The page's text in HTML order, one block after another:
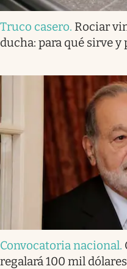
Truco casero. Rociar
ducha: para qué sirve
Convocatoria nacional.
regalará 100 mil